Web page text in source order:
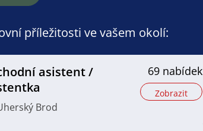
příležitosti ve vašem okolí:
asistent /
Brod
69 nabídek
Zobrazit